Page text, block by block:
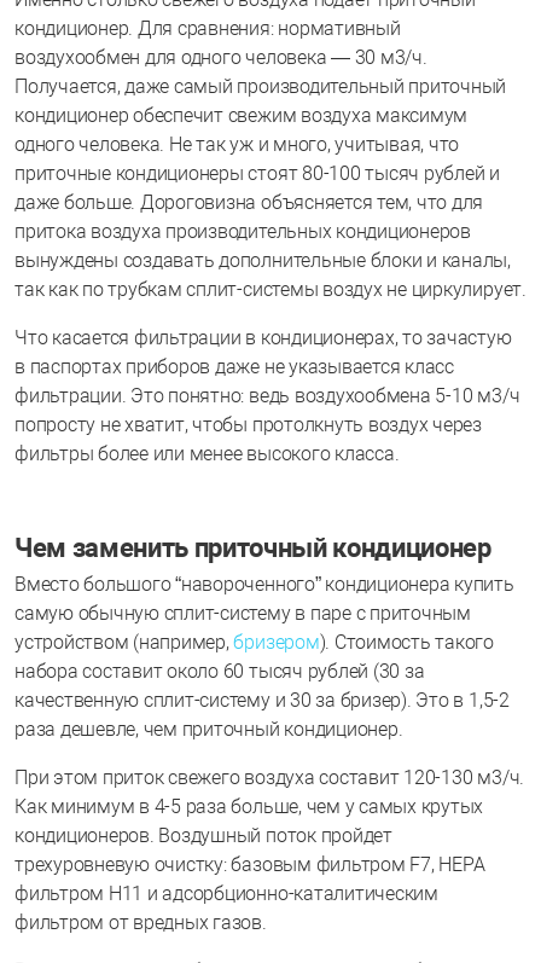
кондиционер. Для сравнения: нормативный
воздухообмен для одного человека — 30 м3/ч.
Получается, даже самый производительный приточный
кондиционер обеспечит свежим воздуха максимум
одного человека. Не так уж и много, учитывая, что
приточные кондиционеры стоят 80-100 тысяч рублей и
даже больше. Дороговизна объясняется тем, что для
притока воздуха производительных кондиционеров
вынуждены создавать дополнительные блоки и каналы,
так как по трубкам сплит-системы воздух не циркулирует.
Что касается фильтрации в кондиционерах, то зачастую
в паспортах приборов даже не указывается класс
фильтрации. Это понятно: ведь воздухообмена 5-10 м3/ч
попросту не хватит, чтобы протолкнуть воздух через
фильтры более или менее высокого класса.
Чем заменить приточный кондиционер
Вместо большого “навороченного” кондиционера купить
самую обычную сплит-систему в паре с приточным
устройством (например,бризером). Стоимость такого
набора составит около 60 тысяч рублей (30 за
качественную сплит-систему и 30 за бризер). Это в 1,5-2
раза дешевле, чем приточный кондиционер.
При этом приток свежего воздуха составит 120-130 м3/ч.
Как минимум в 4-5 раза больше, чем у самых крутых
кондиционеров. Воздушный поток пройдет
трехуровневую очистку: базовым фильтром F7, НЕРА
фильтром H11 и адсорбционно-каталитическим
фильтром от вредных газов.